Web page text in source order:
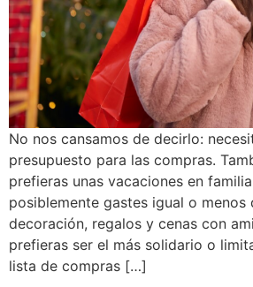
No nos cansamos de decirlo:
presupuesto para las compras.
prefieras unas vacaciones en
posiblemente gastes igual o menos
decoración, regalos y cenas con
prefieras ser el más solidario o
lista de compras […]